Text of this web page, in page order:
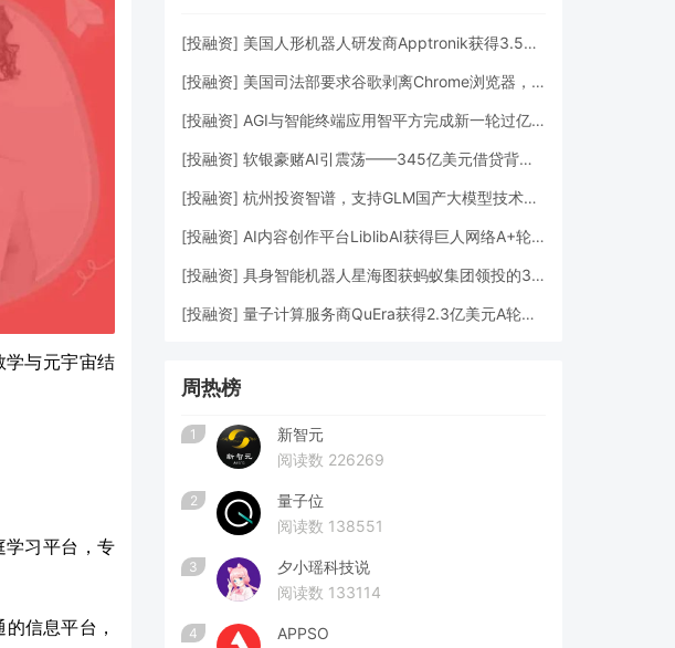
学与元宇宙结
学习平台，专
的信息平台，
[投融资] 美国人形机器人研发商Apptronik获得3.5亿美元A轮融资
[投融资] 美国司法部要求谷歌剥离Chrome浏览器，但允许其进行AI投资
[投融资] AGI与智能终端应用智平方完成新一轮过亿元Pre-A+轮融资
[投融资] 软银豪赌AI引震荡——345亿美元借贷背后的“生死赌局”
[投融资] 杭州投资智谱，支持GLM国产大模型技术发展
[投融资] AI内容创作平台LiblibAI获得巨人网络A+轮数亿元融资
[投融资] 具身智能机器人星海图获蚂蚁集团领投的3亿元A轮融资
[投融资] 量子计算服务商QuEra获得2.3亿美元A轮融资
周热榜
1
新智元
阅读数 226269
2
量子位
阅读数 138551
3
夕小瑶科技说
阅读数 133114
4
APPSO